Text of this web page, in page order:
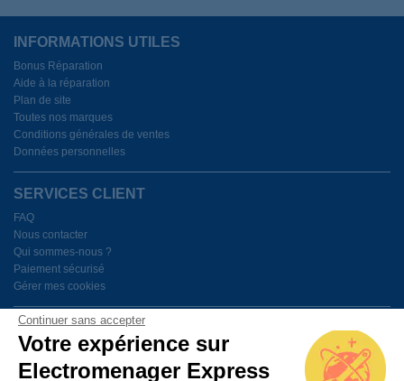
Continuer sans accepter
Votre expérience sur
Electromenager Express
INFORMATIONS UTILES
Bonus Réparation
Aide à la réparation
Plan de site
Toutes nos marques
Conditions générales de ventes
Données personnelles
SERVICES CLIENT
FAQ
Nous contacter
Qui sommes-nous ?
Paiement sécurisé
Gérer mes cookies
BESOIN D'AIDE ?